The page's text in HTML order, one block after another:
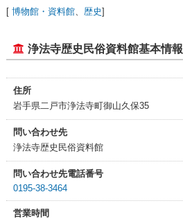
[ 博物館・資料館、 歴史]
浄法寺歴史民俗資料館基本情報
住所
岩手県二戸市浄法寺町御山久保35
問い合わせ先
浄法寺歴史民俗資料館
問い合わせ先電話番号
0195-38-3464
営業時間